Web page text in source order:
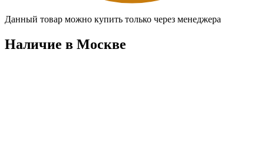
Данный товар можно купить только через менеджера
Наличие в Москвe